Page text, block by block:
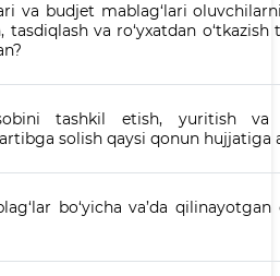
va budjet mablag‘lari
tasdiqlash va ro‘yxatdan
tashkil etish, yuritish va
solish qaysi qonun hujjatiga
bo‘yicha va’da